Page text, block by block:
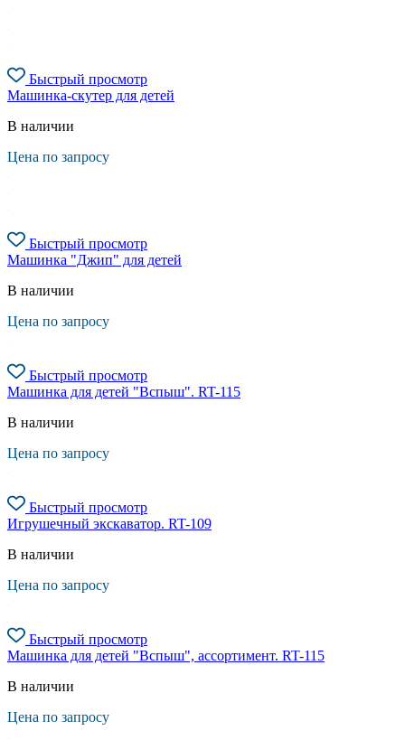
Быстрый просмотр
Машинка-скутер для детей
В наличии
Цена по запросу
Быстрый просмотр
Машинка "Джип" для детей
В наличии
Цена по запросу
Быстрый просмотр
Машинка для детей "Вспыш". RT-115
В наличии
Цена по запросу
Быстрый просмотр
Игрушечный экскаватор. RT-109
В наличии
Цена по запросу
Быстрый просмотр
Машинка для детей "Вспыш", ассортимент. RT-115
В наличии
Цена по запросу